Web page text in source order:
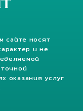
сайте носят
и не
оказания услуг